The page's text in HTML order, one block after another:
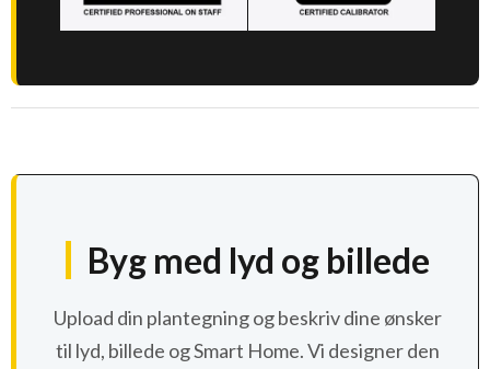
Byg med lyd og billede
Upload din plantegning og beskriv dine ønsker
til lyd, billede og Smart Home. Vi designer den